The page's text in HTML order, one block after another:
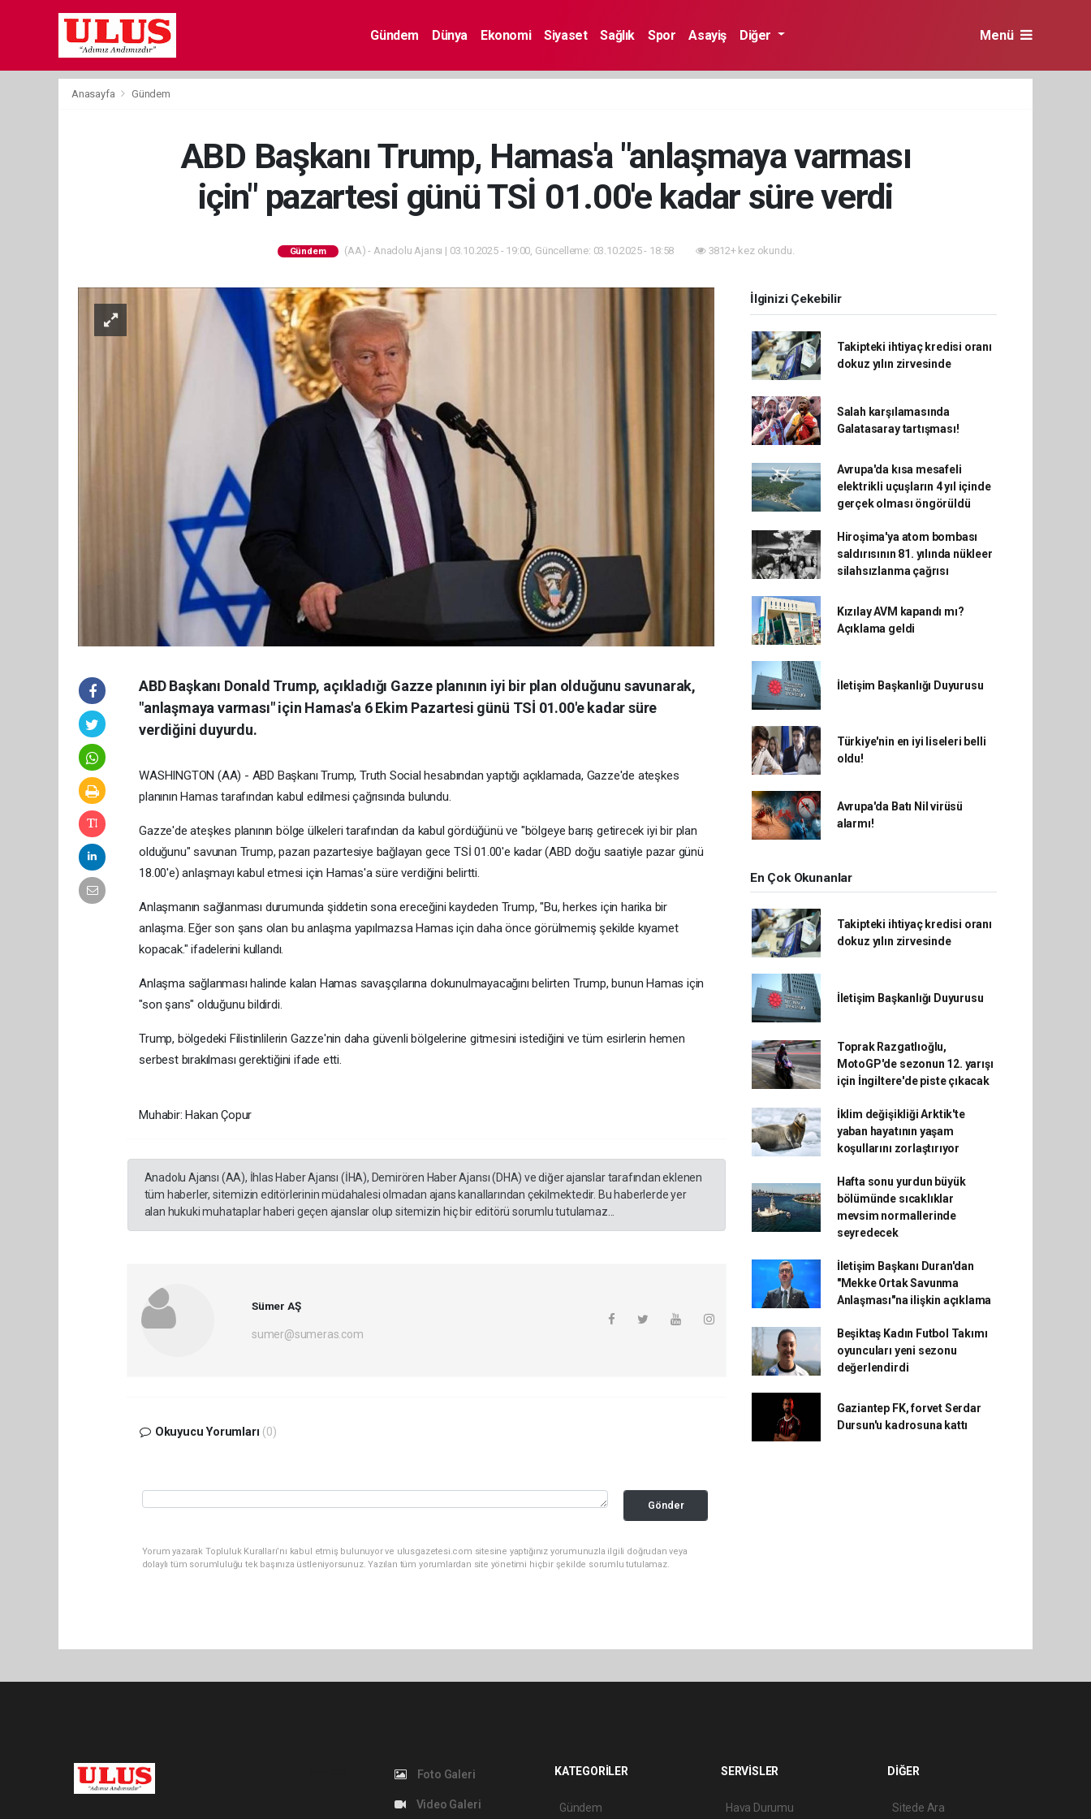
Gündem Dünya Ekonomi Siyaset Sağlık Spor Asayiş Diğer Menü
Anasayfa Gündem
ABD Başkanı Trump, Hamas'a "anlaşmaya varması
için" pazartesi günü TSİ 01.00'e kadar süre verdi
Gündem (AA) - Anadolu Ajansı | 03.10.2025 - 19:00, Güncelleme: 03.10.2025 - 18:58 3812+ kez okundu.
ABD Başkanı Donald Trump, açıkladığı Gazze planının iyi bir plan olduğunu savunarak,
"anlaşmaya varması" için Hamas'a 6 Ekim Pazartesi günü TSİ 01.00'e kadar süre
verdiğini duyurdu.
WASHINGTON (AA) - ABD Başkanı Trump, Truth Social hesabından yaptığı açıklamada, Gazze'de ateşkes
planının Hamas tarafından kabul edilmesi çağrısında bulundu.
Gazze'de ateşkes planının bölge ülkeleri tarafından da kabul gördüğünü ve "bölgeye barış getirecek iyi bir plan
olduğunu" savunan Trump, pazarı pazartesiye bağlayan gece TSİ 01.00'e kadar (ABD doğu saatiyle pazar günü
18.00'e) anlaşmayı kabul etmesi için Hamas'a süre verdiğini belirtti.
Anlaşmanın sağlanması durumunda şiddetin sona ereceğini kaydeden Trump, "Bu, herkes için harika bir
anlaşma. Eğer son şans olan bu anlaşma yapılmazsa Hamas için daha önce görülmemiş şekilde kıyamet
kopacak." ifadelerini kullandı.
Anlaşma sağlanması halinde kalan Hamas savaşçılarına dokunulmayacağını belirten Trump, bunun Hamas için
"son şans" olduğunu bildirdi.
Trump, bölgedeki Filistinlilerin Gazze'nin daha güvenli bölgelerine gitmesini istediğini ve tüm esirlerin hemen
serbest bırakılması gerektiğini ifade etti.
Muhabir: Hakan Çopur
Anadolu Ajansı (AA), İhlas Haber Ajansı (İHA), Demirören Haber Ajansı (DHA) ve diğer ajanslar tarafından eklenen
tüm haberler, sitemizin editörlerinin müdahalesi olmadan ajans kanallarından çekilmektedir. Bu haberlerde yer
alan hukuki muhataplar haberi geçen ajanslar olup sitemizin hiç bir editörü sorumlu tutulamaz...
Sümer AŞ
sumer@sumeras.com
Okuyucu Yorumları (0)
Gönder
Yorum yazarak Topluluk Kuralları’nı kabul etmiş bulunuyor ve ulusgazetesi.com sitesine yaptığınız yorumunuzla ilgili doğrudan veya
dolaylı tüm sorumluluğu tek başınıza üstleniyorsunuz. Yazılan tüm yorumlardan site yönetimi hiçbir şekilde sorumlu tutulamaz.
İlginizi Çekebilir
Takipteki ihtiyaç kredisi oranı
dokuz yılın zirvesinde
Salah karşılamasında
Galatasaray tartışması!
Avrupa'da kısa mesafeli
elektrikli uçuşların 4 yıl içinde
gerçek olması öngörüldü
Hiroşima'ya atom bombası
saldırısının 81. yılında nükleer
silahsızlanma çağrısı
Kızılay AVM kapandı mı?
Açıklama geldi
İletişim Başkanlığı Duyurusu
Türkiye'nin en iyi liseleri belli
oldu!
Avrupa'da Batı Nil virüsü
alarmı!
En Çok Okunanlar
Takipteki ihtiyaç kredisi oranı
dokuz yılın zirvesinde
İletişim Başkanlığı Duyurusu
Toprak Razgatlıoğlu,
MotoGP'de sezonun 12. yarışı
için İngiltere'de piste çıkacak
İklim değişikliği Arktik'te
yaban hayatının yaşam
koşullarını zorlaştırıyor
Hafta sonu yurdun büyük
bölümünde sıcaklıklar
mevsim normallerinde
seyredecek
İletişim Başkanı Duran'dan
"Mekke Ortak Savunma
Anlaşması"na ilişkin açıklama
Beşiktaş Kadın Futbol Takımı
oyuncuları yeni sezonu
değerlendirdi
Gaziantep FK, forvet Serdar
Dursun'u kadrosuna kattı
Foto Galeri
Video Galeri
KATEGORİLER
Gündem
SERVİSLER
Hava Durumu
DİĞER
Sitede Ara